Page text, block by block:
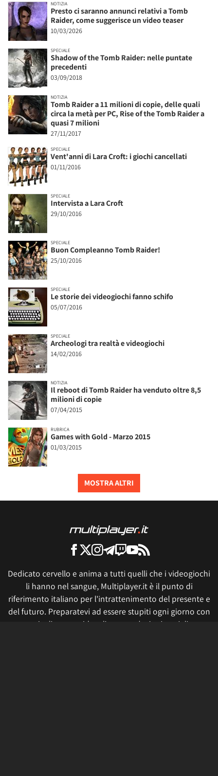
NOTIZIA
Presto ci saranno annunci relativi a Tomb
Raider, come suggerisce un video teaser
10/03/2026
SPECIALE
Shadow of the Tomb Raider: nelle puntate
precedenti
03/09/2018
NOTIZIA
Tomb Raider a 11 milioni di copie, delle quali
circa la metà per PC, Rise of the Tomb Raider a
quasi 7 milioni
27/11/2017
SPECIALE
Vent'anni di Lara Croft: i giochi cancellati
01/11/2016
SPECIALE
Intervista a Lara Croft
29/10/2016
SPECIALE
Buon Compleanno Tomb Raider!
25/10/2016
SPECIALE
Le storie dei videogiochi fanno schifo
05/07/2016
SPECIALE
Archeologi tra realtà e videogiochi
14/02/2016
NOTIZIA
Il reboot di Tomb Raider ha venduto oltre 8,5
milioni di copie
07/04/2015
RUBRICA
Games with Gold - Marzo 2015
01/03/2015
MOSTRA ALTRI
Dedicato cervello e anima a tutti quelli che i videogiochi
li hanno nel sangue, Multiplayer.it è il punto di
riferimento italiano per l'intrattenimento del presente e
del futuro. Preparatevi ad essere stupiti ogni giorno con
articoli, news, video, live e produzioni geniali.